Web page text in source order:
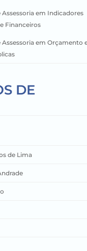
em Indicadores
Financeiros
em Orçamento
DE
de Lima